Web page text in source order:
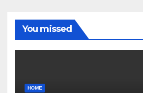
You missed
HOME